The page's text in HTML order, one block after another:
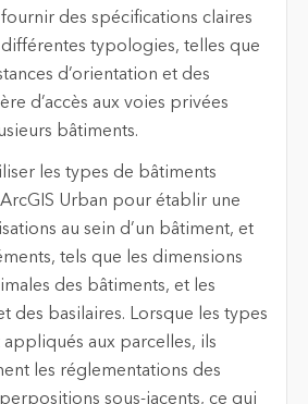
des spécifications claires
typologies, telles que
d’orientation et des
d’accès aux voies privées
bâtiments.
les types de bâtiments
Urban pour établir une
au sein d’un bâtiment, et
tels que les dimensions
des bâtiments, et les
des basilaires. Lorsque les types
aux parcelles, ils
les réglementations des
sous-jacents, ce qui